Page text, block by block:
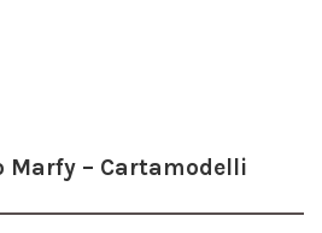
Marfy – Cartamodelli